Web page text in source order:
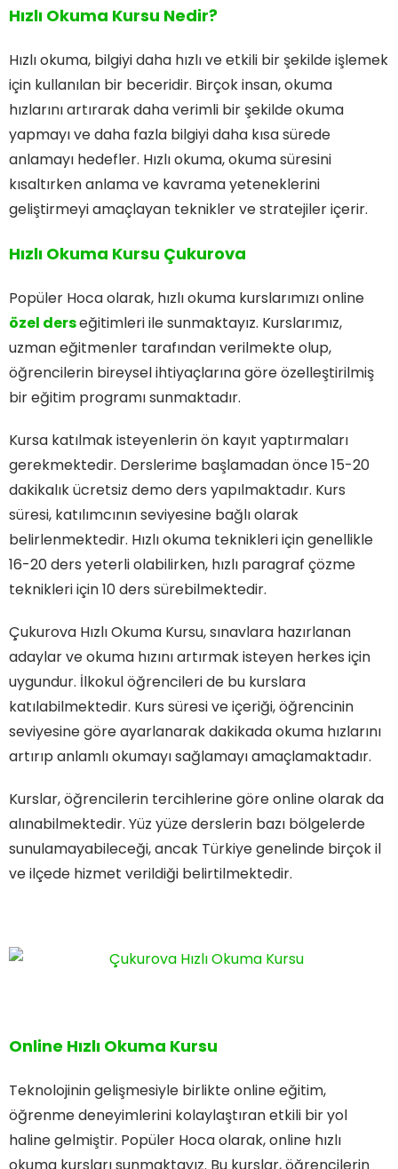
Hızlı Okuma Kursu Nedir?
Hızlı okuma, bilgiyi daha hızlı ve etkili bir şekilde işlemek
için kullanılan bir beceridir. Birçok insan, okuma
hızlarını artırarak daha verimli bir şekilde okuma
yapmayı ve daha fazla bilgiyi daha kısa sürede
anlamayı hedefler. Hızlı okuma, okuma süresini
kısaltırken anlama ve kavrama yeteneklerini
geliştirmeyi amaçlayan teknikler ve stratejiler içerir.
Hızlı Okuma Kursu Çukurova
Popüler Hoca olarak, hızlı okuma kurslarımızı online
özel derseğitimleri ile sunmaktayız. Kurslarımız,
uzman eğitmenler tarafından verilmekte olup,
öğrencilerin bireysel ihtiyaçlarına göre özelleştirilmiş
bir eğitim programı sunmaktadır.
Kursa katılmak isteyenlerin ön kayıt yaptırmaları
gerekmektedir. Derslerime başlamadan önce 15-20
dakikalık ücretsiz demo ders yapılmaktadır. Kurs
süresi, katılımcının seviyesine bağlı olarak
belirlenmektedir. Hızlı okuma teknikleri için genellikle
16-20 ders yeterli olabilirken, hızlı paragraf çözme
teknikleri için 10 ders sürebilmektedir.
Çukurova Hızlı Okuma Kursu, sınavlara hazırlanan
adaylar ve okuma hızını artırmak isteyen herkes için
uygundur. İlkokul öğrencileri de bu kurslara
katılabilmektedir. Kurs süresi ve içeriği, öğrencinin
seviyesine göre ayarlanarak dakikada okuma hızlarını
artırıp anlamlı okumayı sağlamayı amaçlamaktadır.
Kurslar, öğrencilerin tercihlerine göre online olarak da
alınabilmektedir. Yüz yüze derslerin bazı bölgelerde
sunulamayabileceği, ancak Türkiye genelinde birçok il
ve ilçede hizmet verildiği belirtilmektedir.
Online Hızlı Okuma Kursu
Teknolojinin gelişmesiyle birlikte online eğitim,
öğrenme deneyimlerini kolaylaştıran etkili bir yol
haline gelmiştir. Popüler Hoca olarak, online hızlı
okuma kursları sunmaktayız. Bu kurslar, öğrencilerin